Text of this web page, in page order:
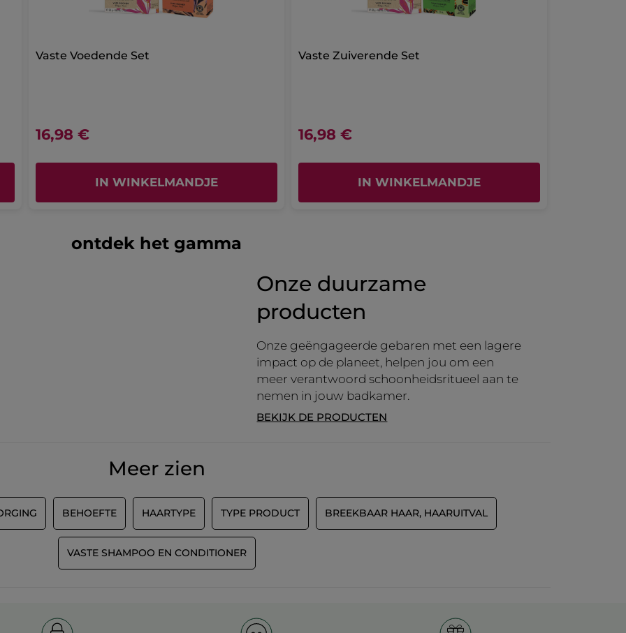
Vaste Voedende Set
16,98 €
IN WINKELMANDJE
Vaste Zuiverende Set
16,98 €
IN WINKELMANDJE
ontdek het gamma
Onze duurzame
producten
Onze geëngageerde gebaren met een lagere
impact op de planeet, helpen jou om een
meer verantwoord schoonheidsritueel aan te
nemen in jouw badkamer.
BEKIJK DE PRODUCTEN
Meer zien
BEHOEFTE HAARTYPE TYPE PRODUCT BREEKBAAR HAAR, HAARUITVAL
VASTE SHAMPOO EN CONDITIONER